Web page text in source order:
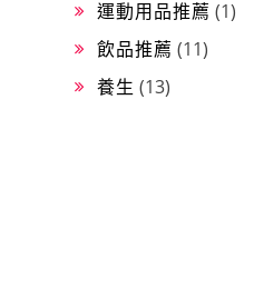
運動用品推薦 (1)
飲品推薦 (11)
養生 (13)